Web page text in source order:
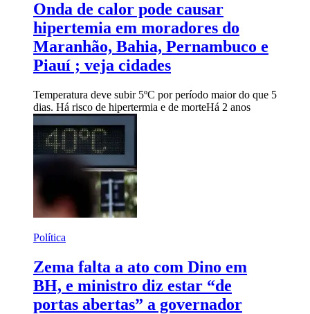
Onda de calor pode causar
hipertemia em moradores do
Maranhão, Bahia, Pernambuco e
Piauí ; veja cidades
Temperatura deve subir 5ºC por período maior do que 5
dias. Há risco de hipertermia e de morteHá 2 anos
Política
Zema falta a ato com Dino em
BH, e ministro diz estar “de
portas abertas” a governador